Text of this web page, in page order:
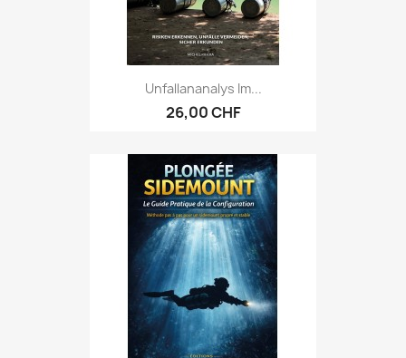
Unfallananalys Im...
26,00 CHF